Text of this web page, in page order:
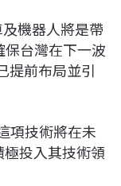
機器人將是帶
台灣在下一波
提前布局並引
項技術將在未
投入其技術領